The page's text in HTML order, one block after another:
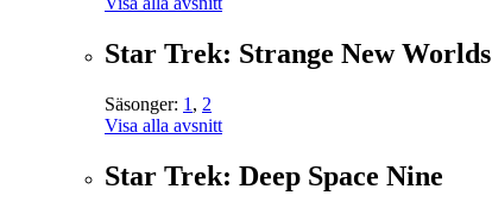
Star Trek: Strange New Worlds
Säsonger: 1 , 2
Visa alla avsnitt
Star Trek: Deep Space Nine